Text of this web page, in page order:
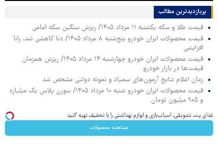
پربازدیدترین‌ مطالب
قیمت طلا و سکه یکشنبه ۱۱ مرداد ۱۴۰۵/ ریزش سنگین سکه امامی
قیمت محصولات ایران خودرو پنج‌شنبه ۸ مرداد ۱۴۰۵/ دنا کاهشی شد، رانا
افزایشی
قیمت محصولات ایران خودرو چهارشنبه ۱۴ مرداد ۱۴۰۵/ ریزش همزمان
قیمت‌ها در بازار خودرو
زمان اعلام نتایج آزمون‌های سمپاد و نمونه دولتی مشخص شد
قیمت محصولات ایران خودرو شنبه ۱۰ مرداد ۱۴۰۵/ سورن پلاس یک میلیارد
و ۹۰۵ میلیون تومان
غذای پت، تشویقی، اسباب‌بازی و لوازم بهداشتی را با تخفیف تهیه کنید
مشاهده محصولات